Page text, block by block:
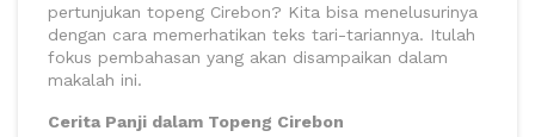
pertunjukan topeng Cirebon? Kita bisa menelusurinya
dengan cara memerhatikan teks tari-tariannya. Itulah
fokus pembahasan yang akan disampaikan dalam
makalah ini.
Cerita Panji dalam Topeng Cirebon